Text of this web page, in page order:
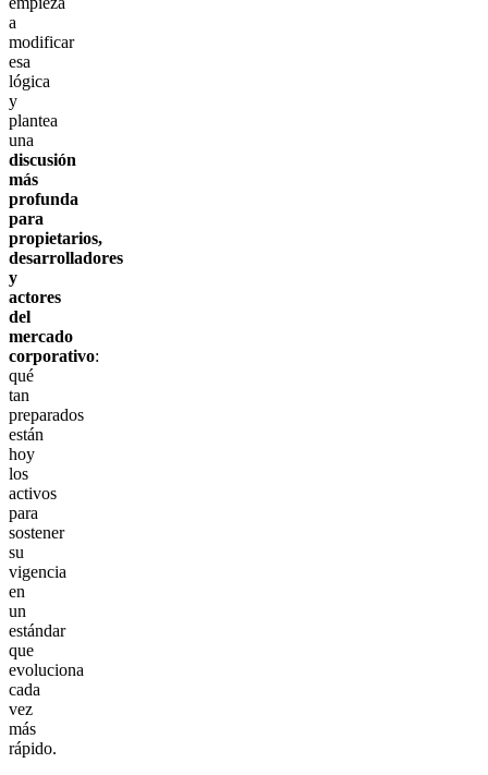
a
modificar
esa
lógica
y
plantea
una
discusión
más
profunda
para
propietarios,
desarrolladores
y
actores
del
mercado
corporativo:
qué
tan
preparados
están
hoy
los
activos
para
sostener
su
vigencia
en
un
estándar
que
evoluciona
cada
vez
más
rápido.